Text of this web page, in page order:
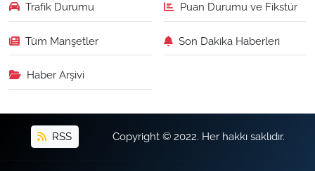
Trafik Durumu Puan Durumu ve Fikstür
Tüm Manşetler Son Dakika Haberleri
Haber Arşivi
RSS Copyright © 2022. Her hakkı saklıdır.